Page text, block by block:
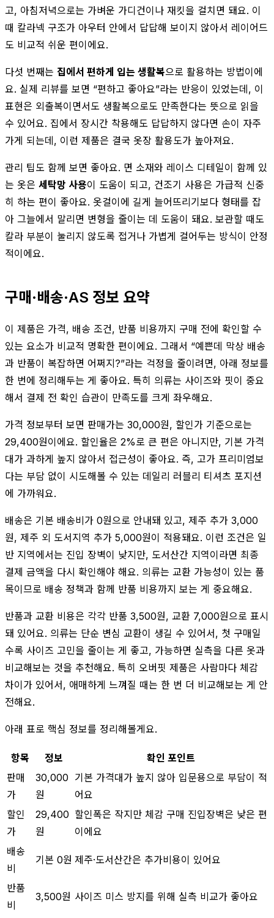
고, 아침저녁으로는 가벼운 가디건이나 재킷을 걸치면 돼요. 이
때 칼라넥 구조가 아우터 안에서 답답해 보이지 않아서 레이어드
도 비교적 쉬운 편이에요.
다섯 번째는 집에서 편하게 입는 생활복으로 활용하는 방법이에
요. 실제 리뷰를 보면 “편하고 좋아요”라는 반응이 있었는데, 이
표현은 외출복이면서도 생활복으로도 만족한다는 뜻으로 읽을
수 있어요. 집에서 장시간 착용해도 답답하지 않다면 손이 자주
가게 되는데, 이런 제품은 결국 옷장 활용도가 높아져요.
관리 팁도 함께 보면 좋아요. 면 소재와 레이스 디테일이 함께 있
는 옷은 세탁망 사용이 도움이 되고, 건조기 사용은 가급적 신중
히 하는 편이 좋아요. 옷걸이에 길게 늘어뜨리기보다 형태를 잡
아 그늘에서 말리면 변형을 줄이는 데 도움이 돼요. 보관할 때도
칼라 부분이 눌리지 않도록 접거나 가볍게 걸어두는 방식이 안정
적이에요.
구매·배송·AS 정보 요약
이 제품은 가격, 배송 조건, 반품 비용까지 구매 전에 확인할 수
있는 요소가 비교적 명확한 편이에요. 그래서 “예쁜데 막상 배송
과 반품이 복잡하면 어쩌지?”라는 걱정을 줄이려면, 아래 정보를
한 번에 정리해두는 게 좋아요. 특히 의류는 사이즈와 핏이 중요
해서 결제 전 확인 습관이 만족도를 크게 좌우해요.
가격 정보부터 보면 판매가는 30,000원, 할인가 기준으로는
29,400원이에요. 할인율은 2%로 큰 편은 아니지만, 기본 가격
대가 과하게 높지 않아서 접근성이 좋아요. 즉, 고가 프리미엄보
다는 부담 없이 시도해볼 수 있는 데일리 러블리 티셔츠 포지션
에 가까워요.
배송은 기본 배송비가 0원으로 안내돼 있고, 제주 추가 3,000
원, 제주 외 도서지역 추가 5,000원이 적용돼요. 이런 조건은 일
반 지역에서는 진입 장벽이 낮지만, 도서산간 지역이라면 최종
결제 금액을 다시 확인해야 해요. 의류는 교환 가능성이 있는 품
목이므로 배송 정책과 함께 반품 비용까지 보는 게 중요해요.
반품과 교환 비용은 각각 반품 3,500원, 교환 7,000원으로 표시
돼 있어요. 의류는 단순 변심 교환이 생길 수 있어서, 첫 구매일
수록 사이즈 고민을 줄이는 게 좋고, 가능하면 실측을 다른 옷과
비교해보는 것을 추천해요. 특히 오버핏 제품은 사람마다 체감
차이가 있어서, 애매하게 느껴질 때는 한 번 더 비교해보는 게 안
전해요.
아래 표로 핵심 정보를 정리해볼게요.
항목 정보
확인 포인트
판매
가
30,000
원
기본 가격대가 높지 않아 입문용으로 부담이 적
어요
할인
가
29,400
원
할인폭은 작지만 체감 구매 진입장벽은 낮은 편
이에요
배송
비
기본 0원 제주·도서산간은 추가비용이 있어요
반품
비
3,500원 사이즈 미스 방지를 위해 실측 비교가 좋아요